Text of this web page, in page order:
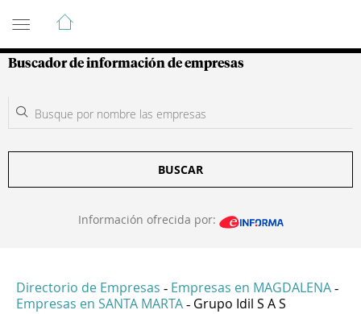
Guía de Empresas Colombianas
Buscador de información de empresas
BUSCAR
Información ofrecida por:
Directorio de Empresas - Empresas en MAGDALENA -
Empresas en SANTA MARTA - Grupo Idil S A S